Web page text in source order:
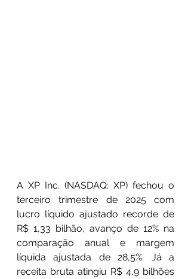
A XP Inc. (NASDAQ: XP) fechou o
terceiro trimestre de 2025 com
lucro líquido ajustado recorde de
R$ 1,33 bilhão, avanço de 12% na
comparação anual e margem
líquida ajustada de 28,5%. Já a
receita bruta atingiu R$ 4,9 bilhões